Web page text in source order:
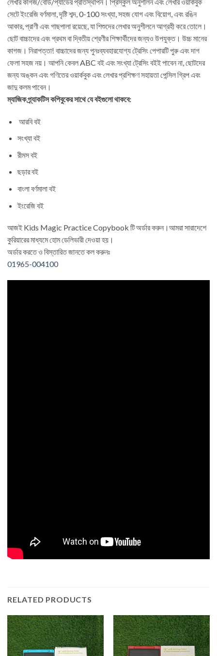
সেটে ইংরেজি বর্ণমালা, দৃষ্টি শব্দ, 0-100 সংখ্যা, সহজ যোগ এবং বিয়োগ, এবং রঙিন
আকার, প্রাণী এবং গাছপালা রয়েছে, যা শিশুদের লেখার অনুশীলনে আগ্রহী করে তোলে।
ছোট বাচ্চাদের এবং প্রথম বা দ্বিতীয় শ্রেণীর শিক্ষার্থীদের জন্যও উপযুক্ত। উচ্চ মানের
কাগজ। নিরাপত্তা! বাচ্চাদের জন্য পুনঃব্যবহারযোগ্য ট্রেসিং পেপারটি পুরু এবং দাগ
ফেলা সহজ নয়। আপনি কেবল ABC বই এবং সংখ্যা ট্রেসিং বইই পাবেন না, ছোটদের
জন্য অঙ্কন এবং গণিতের ওয়ার্কবুক এবং লেখার প্রশিক্ষণ সহায়তা পেন্সিল গ্রিপ এবং
জাদু কলম পাবেন।
ম্যাজিক প্র্যাকটিস কপিবুকের সাথে যে বইগুলো থাকবে:
আরবি বই
সংখ্যা বই
রীমস বই
ছড়ার বই
বাংলা বর্ণমালা বই
ইংরেজি বই
আজই Kids Magic Practice Copybook টি অর্ডার করুন।আমরা সারাদেশে
কুরিয়ারের মাধ্যমে হোম ডেলিভারী দেওয়া হয়।
অর্ডার করতে ও বিস্তারিত জানতে কল করুনঃ
01965-004100
RELATED PRODUCTS